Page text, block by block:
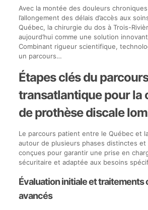
Avec la montée des douleurs
l’allongement des délais d’accès aux
Québec, la chirurgie du dos à Trois-
aujourd’hui comme une solution
Combinant rigueur scientifique,
un parcours…
Étapes clés du
transatlantique pour la
de prothèse discale
Le parcours patient entre le Québec et
autour de plusieurs phases distinctes et
conçues pour garantir une prise en
sécuritaire et adaptée aux besoins
Évaluation initiale et traitements
avancés